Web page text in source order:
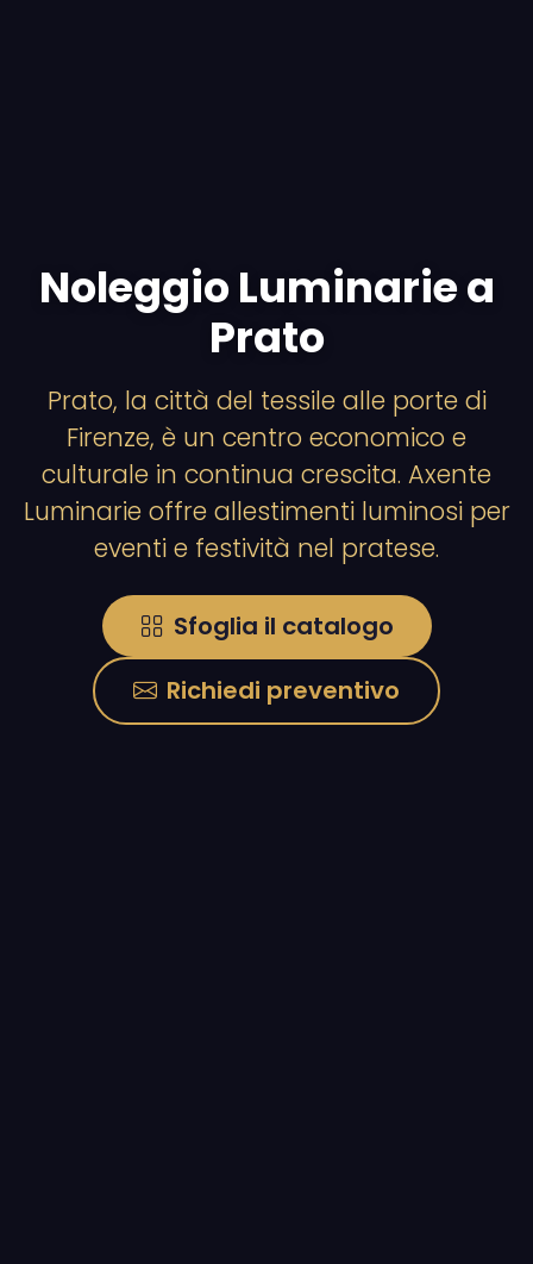
Noleggio Luminarie a
Prato
Prato, la città del tessile alle porte di
Firenze, è un centro economico e
culturale in continua crescita. Axente
Luminarie offre allestimenti luminosi per
eventi e festività nel pratese.
Sfoglia il catalogo
Richiedi preventivo